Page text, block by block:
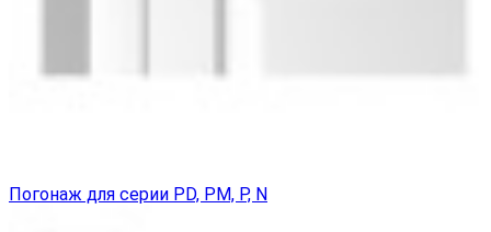
Погонаж для серии PD, PM, P, N